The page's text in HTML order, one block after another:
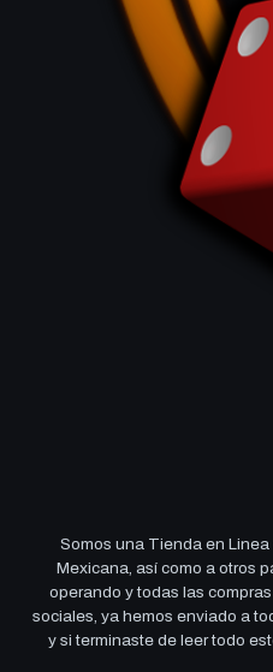
Somos una Tienda en
Mexicana, así como a otros
operando y todas las
sociales, ya hemos enviado a
y si terminaste de leer todo